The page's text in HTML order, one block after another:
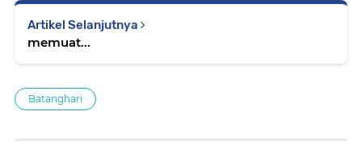
Artikel Selanjutnya
memuat...
Batanghari